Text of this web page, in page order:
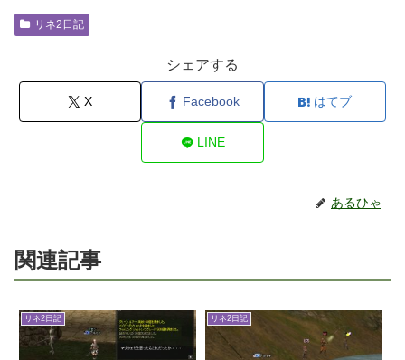
リネ2日記
シェアする
X Facebook はてブ
LINE
あるひゃ
関連記事
リネ2日記 リネ2日記